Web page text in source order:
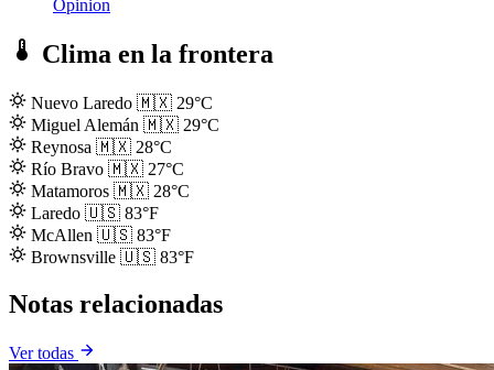
Opinion
Clima en la frontera
Nuevo Laredo 🇲🇽 29°C
Miguel Alemán 🇲🇽 29°C
Reynosa 🇲🇽 28°C
Río Bravo 🇲🇽 27°C
Matamoros 🇲🇽 28°C
Laredo 🇺🇸 83°F
McAllen 🇺🇸 83°F
Brownsville 🇺🇸 83°F
Notas relacionadas
Ver todas